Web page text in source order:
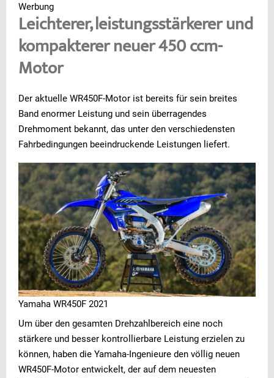
Werbung
Leichterer, leistungsstärkerer und
kompakterer neuer 450 ccm-
Motor
Der aktuelle WR450F-Motor ist bereits für sein breites
Band enormer Leistung und sein überragendes
Drehmoment bekannt, das unter den verschiedensten
Fahrbedingungen beeindruckende Leistungen liefert.
Yamaha WR450F 2021
Um über den gesamten Drehzahlbereich eine noch
stärkere und besser kontrollierbare Leistung erzielen zu
können, haben die Yamaha-Ingenieure den völlig neuen
WR450F-Motor entwickelt, der auf dem neuesten